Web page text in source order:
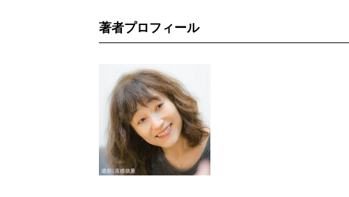
著者プロフィール